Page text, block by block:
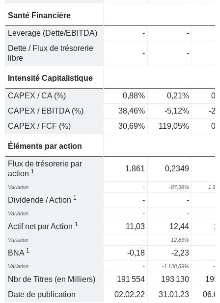
Santé Financière
Leverage (Dette/EBITDA) -
-
Dette / Flux de trésorerie
libre
- -
Intensité Capitalistique
CAPEX / CA (%) 0,88% 0,21%
CAPEX / EBITDA (%)
38,46% -5,12%
-
CAPEX / FCF (%)
30,69% 119,05%
Éléments par action
Flux de trésorerie par
action 1 1,861 0,2349
Variation - -87,38% 1
Dividende / Action 1 - -
Variation - -
Actif net par Action 1 11,03 12,44
Variation - 12,85%
BNA 1 -0,18 -2,23
Variation - -1 138,89% -
Nbr de Titres (en Milliers) 191 554 193 130
195
Date de publication
02.02.22 31.01.23